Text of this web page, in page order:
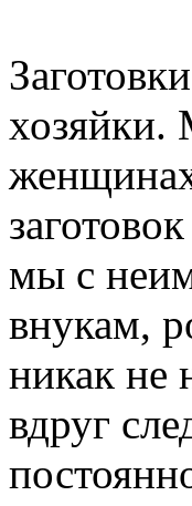
хозяйки.
мы с
внукам,
никак не
вдруг